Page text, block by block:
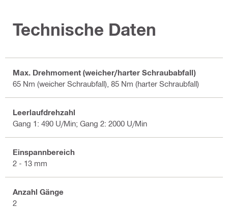
Technische Daten
Max. Drehmoment (weicher/harter Schraubabfall)
65 Nm (weicher Schraubfall), 85 Nm (harter Schraubfall)
Leerlaufdrehzahl
Gang 1: 490 U/Min; Gang 2: 2000 U/Min
Einspannbereich
2 - 13 mm
Anzahl Gänge
2